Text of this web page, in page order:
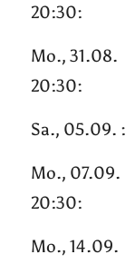
20:30:
Mo., 31.08.
20:30:
Sa., 05.09. :
Mo., 07.09.
20:30:
Mo., 14.09.